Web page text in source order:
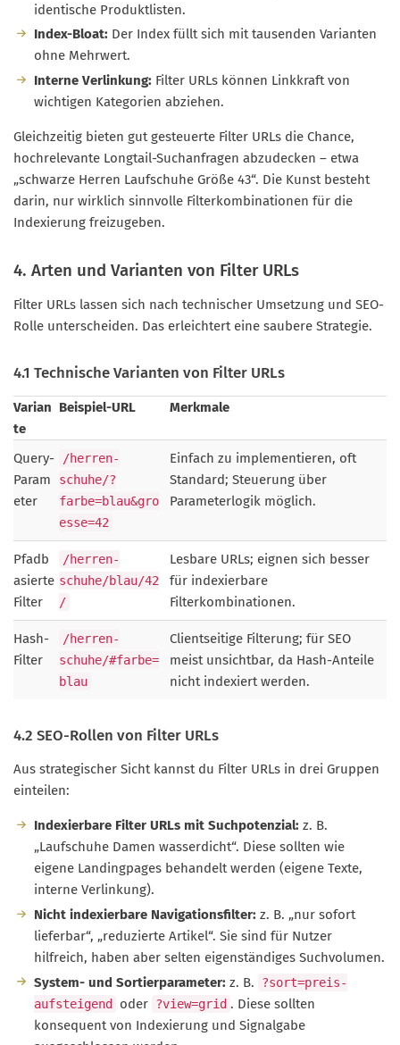
identische Produktlisten.
Index-Bloat: Der Index füllt sich mit tausenden Varianten
ohne Mehrwert.
Interne Verlinkung: Filter URLs können Linkkraft von
wichtigen Kategorien abziehen.
Gleichzeitig bieten gut gesteuerte Filter URLs die Chance,
hochrelevante Longtail-Suchanfragen abzudecken – etwa
„schwarze Herren Laufschuhe Größe 43“. Die Kunst besteht
darin, nur wirklich sinnvolle Filterkombinationen für die
Indexierung freizugeben.
4. Arten und Varianten von Filter URLs
Filter URLs lassen sich nach technischer Umsetzung und SEO-
Rolle unterscheiden. Das erleichtert eine saubere Strategie.
4.1 Technische Varianten von Filter URLs
Varian
te
Beispiel-URL Merkmale
Query-
Param
eter
/herren-
schuhe/?
farbe=blau&gro
esse=42
Einfach zu implementieren, oft
Standard; Steuerung über
Parameterlogik möglich.
Pfadb
asierte
Filter
/herren-
schuhe/blau/42
/
Lesbare URLs; eignen sich besser
für indexierbare
Filterkombinationen.
Hash-
Filter
/herren-
schuhe/#farbe=
blau
Clientseitige Filterung; für SEO
meist unsichtbar, da Hash-Anteile
nicht indexiert werden.
4.2 SEO-Rollen von Filter URLs
Aus strategischer Sicht kannst du Filter URLs in drei Gruppen
einteilen:
Indexierbare Filter URLs mit Suchpotenzial: z. B.
„Laufschuhe Damen wasserdicht“. Diese sollten wie
eigene Landingpages behandelt werden (eigene Texte,
interne Verlinkung).
Nicht indexierbare Navigationsfilter: z. B. „nur sofort
lieferbar“, „reduzierte Artikel“. Sie sind für Nutzer
hilfreich, haben aber selten eigenständiges Suchvolumen.
System- und Sortierparameter: z. B.
?sort=preis-
aufsteigend
oder ?view=grid . Diese sollten
konsequent von Indexierung und Signalgabe